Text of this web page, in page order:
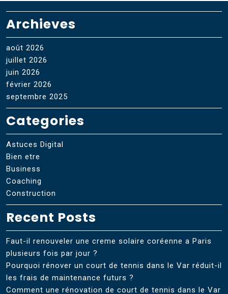
Archieves
août 2026
juillet 2026
juin 2026
février 2026
septembre 2025
Categories
Astuces Digital
Bien etre
Business
Coaching
Construction
Recent Posts
Faut-il renouveler une creme solaire coréenne a Paris
plusieurs fois par jour ?
Pourquoi rénover un court de tennis dans le Var réduit-il
les frais de maintenance futurs ?
Comment une rénovation de court de tennis dans le Var